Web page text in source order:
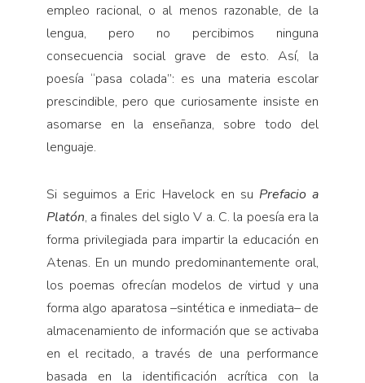
empleo racional, o al menos razonable, de la
lengua, pero no percibimos ninguna
consecuencia social grave de esto. Así, la
poesía “pasa colada”: es una materia escolar
prescindible, pero que curiosamente insiste en
asomarse en la enseñanza, sobre todo del
lenguaje.
Si seguimos a Eric Havelock en su Prefacio a
Platón, a finales del siglo V a. C. la poesía era la
forma privilegiada para impartir la educación en
Atenas. En un mundo predominantemente oral,
los poemas ofrecían modelos de virtud y una
forma algo aparatosa –sintética e inmediata– de
almacenamiento de información que se activaba
en el recitado, a través de una performance
basada en la identificación acrítica con la